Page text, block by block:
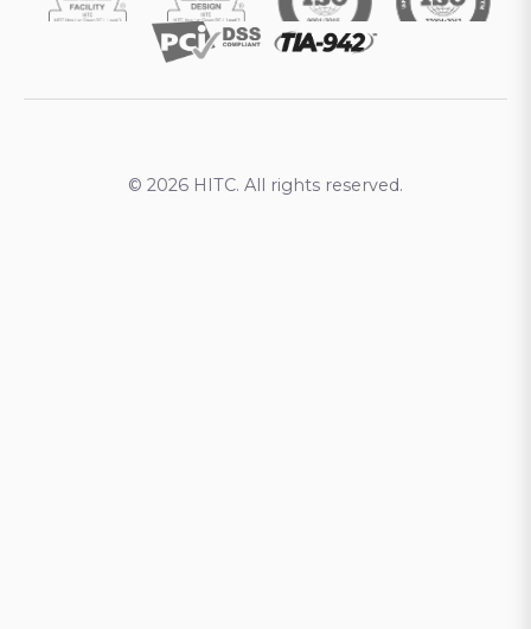
© 2026 HITC. All rights reserved.